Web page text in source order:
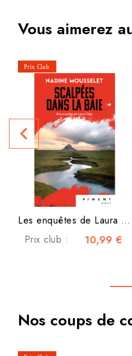
Vous aimerez
Les enquêtes de Laura Claes...
Prix club :
10,99 €
navigate_before
Nos coups de